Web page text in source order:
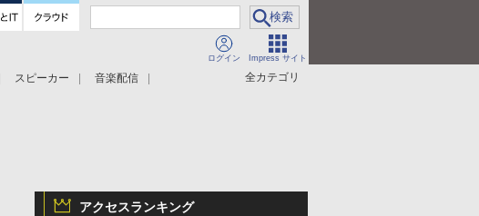
ログイン Impress サイト
全カテゴリ
スピーカー
音楽配信
アクセスランキング